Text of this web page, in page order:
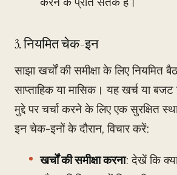
3. नियमित चेक-इन
साझा खर्चों की समीक्षा के लिए नियमित
साप्ताहिक या मासिक। यह खर्च या
मुद्दे पर चर्चा करने के लिए एक सुरक्षित
इन चेक-इनों के दौरान, विचार करें:
खर्चों की समीक्षा करना: देखें कि